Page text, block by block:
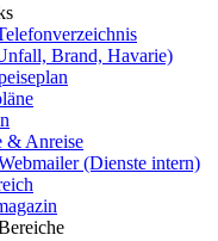
Brand, Havarie)
& Anreise
(Dienste intern)